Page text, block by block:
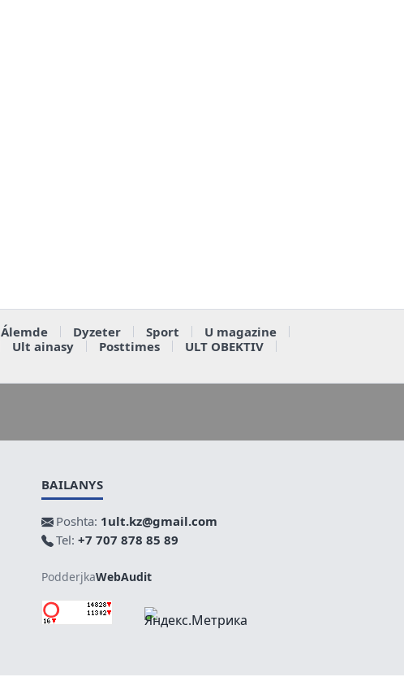
Álemde Dyzeter Sport
U magazine
Ult ainasy Posttimes
ULT OBEKTIV
BAILANYS
Poshta: 1ult.kz@gmail.com
Tel: +7 707 878 85 89
PodderjkaWebAudit